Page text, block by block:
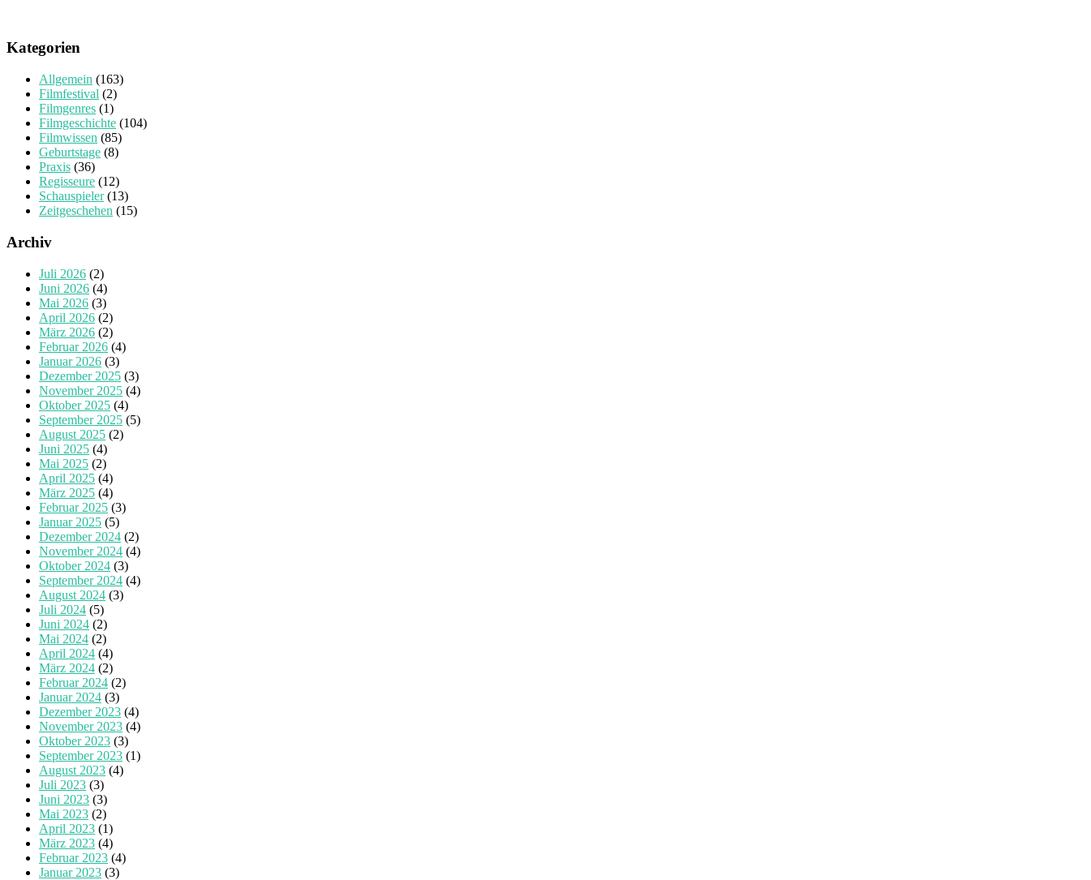
Kategorien
Allgemein (163)
Filmfestival (2)
Filmgenres (1)
Filmgeschichte (104)
Filmwissen (85)
Geburtstage (8)
Praxis (36)
Regisseure (12)
Schauspieler(13)
Zeitgeschehen (15)
Archiv
Juli 2026 (2)
Juni 2026 (4)
Mai 2026 (3)
April 2026 (2)
März 2026 (2)
Februar 2026 (4)
Januar 2026 (3)
Dezember 2025 (3)
November 2025 (4)
Oktober 2025 (4)
September 2025 (5)
August 2025 (2)
Juni 2025 (4)
Mai 2025 (2)
April 2025 (4)
März 2025 (4)
Februar 2025 (3)
Januar 2025 (5)
Dezember 2024 (2)
November 2024 (4)
Oktober 2024 (3)
September 2024 (4)
August 2024 (3)
Juli 2024 (5)
Juni 2024 (2)
Mai 2024 (2)
April 2024 (4)
März 2024 (2)
Februar 2024 (2)
Januar 2024 (3)
Dezember 2023 (4)
November 2023 (4)
Oktober 2023 (3)
September 2023 (1)
August 2023 (4)
Juli 2023 (3)
Juni 2023 (3)
Mai 2023 (2)
April 2023 (1)
März 2023 (4)
Februar 2023 (4)
Januar 2023 (3)